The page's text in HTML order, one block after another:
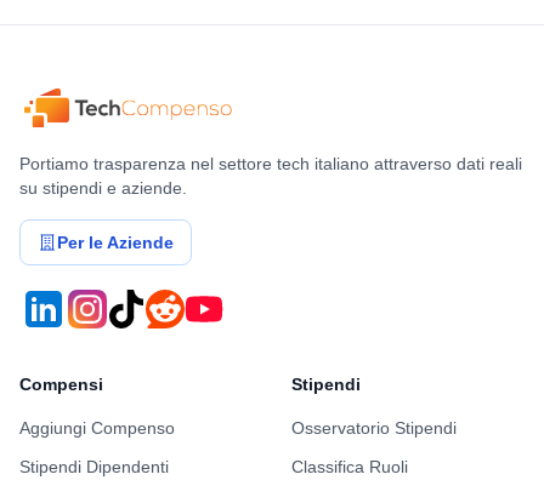
Portiamo trasparenza nel settore tech italiano attraverso dati reali
su stipendi e aziende.
Per le Aziende
Compensi
Aggiungi Compenso
Stipendi Dipendenti
Stipendi
Osservatorio Stipendi
Classifica Ruoli